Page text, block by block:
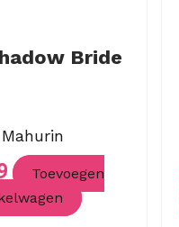
Bride
Toevoegen